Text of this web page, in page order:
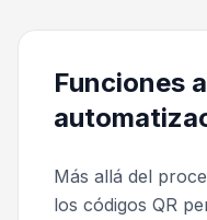
Funciones
Más allá del
los códigos QR